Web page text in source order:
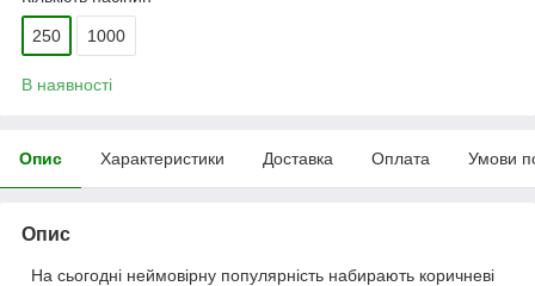
250 1000
В наявності
Опис Характеристики Доставка Оплата Умови
Опис
На сьогодні неймовірну популярність набирають коричневі